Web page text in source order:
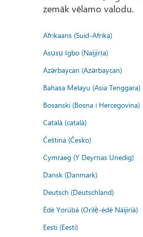
zemāk vēlamo valodu.
Afrikaans (Suid-Afrika)
Asụsụ Igbo (Naịjịrịa)
Azərbaycan (Azərbaycan)
Bahasa Melayu (Asia Tenggara)
Bosanski (Bosna i Hercegovina)
Català (català)
Čeština (Česko)
Cymraeg (Y Deyrnas Unedig)
Dansk (Danmark)
Deutsch (Deutschland)
Èdè Yorùbá (Orilẹ̀-èdè Nàìjíríà)
Eesti (Eesti)